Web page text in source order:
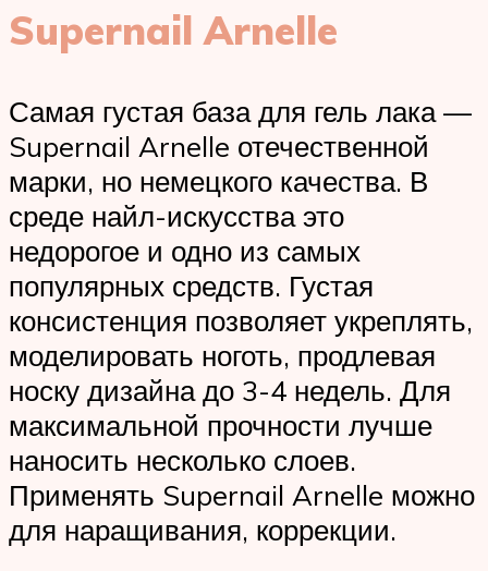
Supernail Arnelle
Самая густая база для гель лака —
Supernail Arnelle отечественной
марки, но немецкого качества. В
среде найл-искусства это
недорогое и одно из самых
популярных средств. Густая
консистенция позволяет укреплять,
моделировать ноготь, продлевая
носку дизайна до 3-4 недель. Для
максимальной прочности лучше
наносить несколько слоев.
Применять Supernail Arnelle можно
для наращивания, коррекции.